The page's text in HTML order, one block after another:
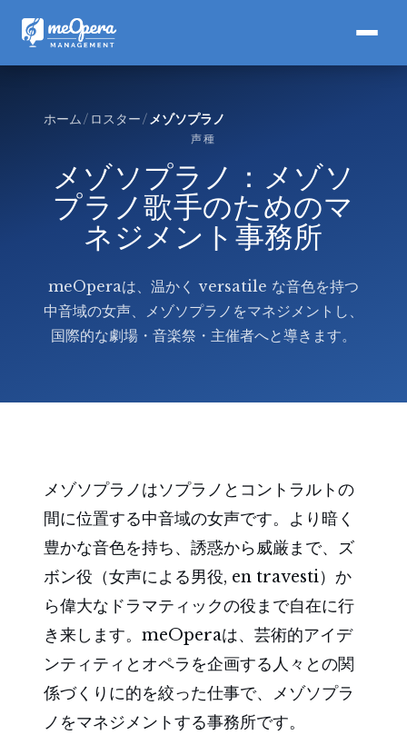
ホーム ロスター メゾソプラノ
声種
メゾソプラノ：メゾソ
プラノ歌手のためのマ
ネジメント事務所
meOperaは、温かく versatile な音色を持つ
中音域の女声、メゾソプラノをマネジメントし、
国際的な劇場・音楽祭・主催者へと導きます。
メゾソプラノはソプラノとコントラルトの
間に位置する中音域の女声です。より暗く
豊かな音色を持ち、誘惑から威厳まで、ズ
ボン役（女声による男役, en travesti）か
ら偉大なドラマティックの役まで自在に行
き来します。meOperaは、芸術的アイデ
ンティティとオペラを企画する人々との関
係づくりに的を絞った仕事で、メゾソプラ
ノをマネジメントする事務所です。